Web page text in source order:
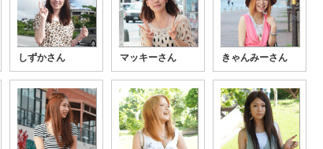
しずかさん マッキーさん きゃんみーさん